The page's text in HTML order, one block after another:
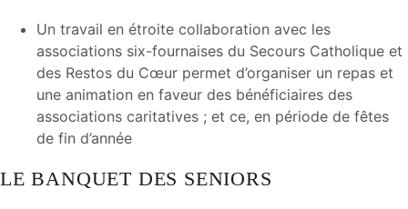
Un travail en étroite collaboration avec les
associations six-fournaises du Secours Catholique et
des Restos du Cœur permet d’organiser un repas et
une animation en faveur des bénéficiaires des
associations caritatives ; et ce, en période de fêtes
de fin d’année
LE BANQUET DES SENIORS